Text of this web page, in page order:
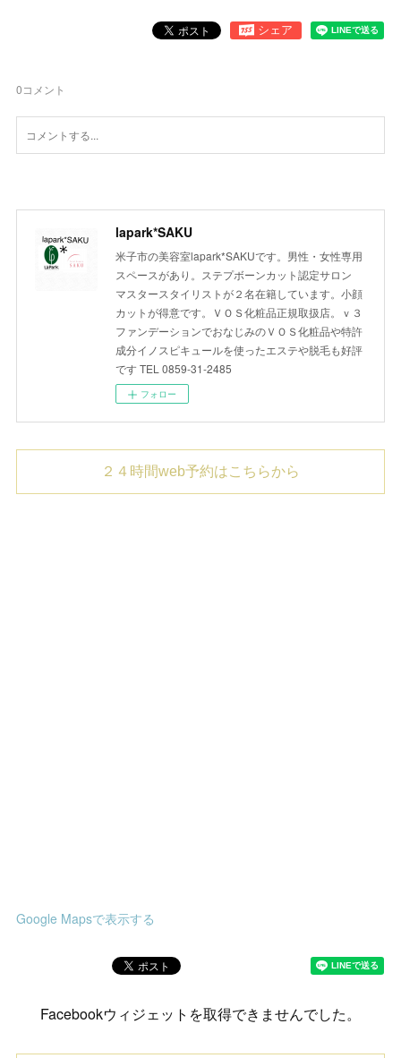
0コメント
lapark*SAKU
米子市の美容室lapark*SAKUです。男性・女性専用
スペースがあり。ステプボーンカット認定サロン
マスタースタイリストが２名在籍しています。小顔
カットが得意です。ＶＯＳ化粧品正規取扱店。ｖ３
ファンデーションでおなじみのＶＯＳ化粧品や特許
成分イノスピキュールを使ったエステや脱毛も好評
です TEL 0859-31-2485
フォロー
２４時間web予約はこちらから
Google Mapsで表示する
Facebookウィジェットを取得できませんでした。